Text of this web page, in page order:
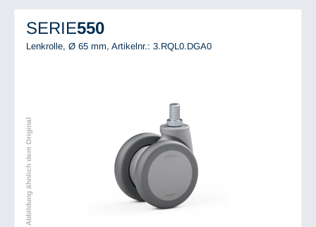
SERIE550
Lenkrolle, Ø 65 mm, Artikelnr.: 3.RQL0.DGA0
Abbildung ähnlich dem Original